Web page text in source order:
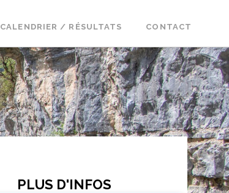
CALENDRIER / RÉSULTATS CONTACT
PLUS D'INFOS